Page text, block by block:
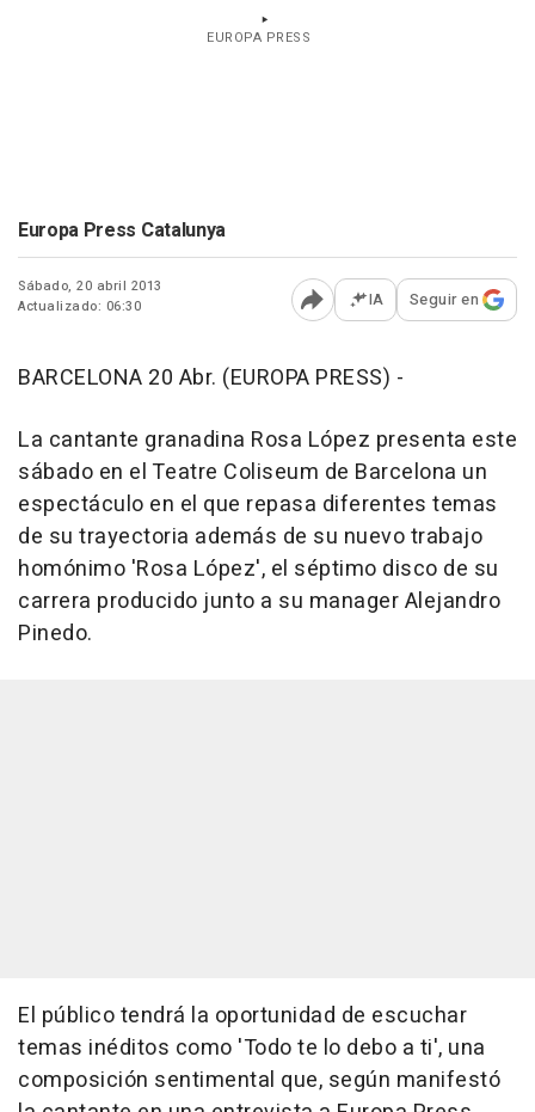
EUROPA PRESS
Europa Press Catalunya
Sábado, 20 abril 2013
Actualizado: 06:30
Abrir opciones para
IA Seguir en
BARCELONA 20 Abr. (EUROPA PRESS) -
La cantante granadina Rosa López presenta este
sábado en el Teatre Coliseum de Barcelona un
espectáculo en el que repasa diferentes temas
de su trayectoria además de su nuevo trabajo
homónimo 'Rosa López', el séptimo disco de su
carrera producido junto a su manager Alejandro
Pinedo.
El público tendrá la oportunidad de escuchar
temas inéditos como 'Todo te lo debo a ti', una
composición sentimental que, según manifestó